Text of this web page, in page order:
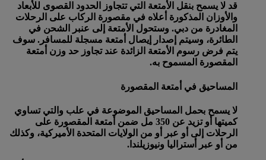
قد لا يسمح بنقل الأمتعة التي تتجاوز الحدود القصوى للأبعاد
والأوزان المذكورة أعلاه في مقصورة الركاب على الرحلات
المغادرة من دبي. وستحول الأمتعة إلى عنبر الشحن في
الطائرة، وسيتم إصدار إيصال أمتعة مسجلة للمسافر. سوف
يتم فرض رسوم الأمتعة الزائدة عند تجاوز حد وزن أمتعة
المقصورة المسموح به.
المساحيق في أمتعة المقصورة
لا يسمح بحمل المساحيق الموضوعة في علب والتي تساوي
كميتها أو تزيد عن 350 مل ضمن أمتعة المقصورة على
الرحلات إلى أو عبر أو من الولايات المتحدة الأميركية، وكذلك
من أو عبر أستراليا ونيوزيلندا.